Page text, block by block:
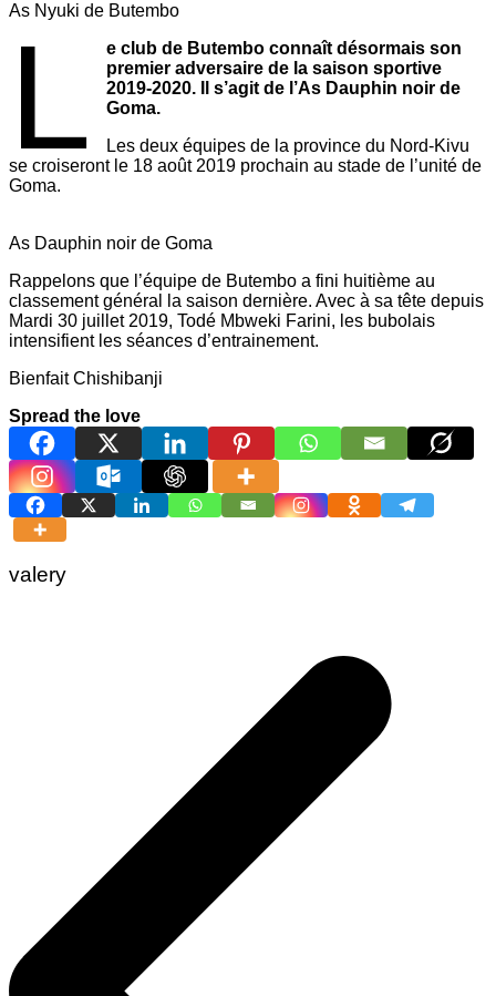
As Nyuki de Butembo
L
e club de Butembo connaît désormais son
premier adversaire de la saison sportive
2019-2020. Il s’agit de l’As Dauphin noir de
Goma.
Les deux équipes de la province du Nord-Kivu
se croiseront le 18 août 2019 prochain au stade de l’unité de
Goma.
As Dauphin noir de Goma
Rappelons que l’équipe de Butembo a fini huitième au
classement général la saison dernière. Avec à sa tête depuis
Mardi 30 juillet 2019, Todé Mbweki Farini, les bubolais
intensifient les séances d’entrainement.
Bienfait Chishibanji
Spread the love
valery